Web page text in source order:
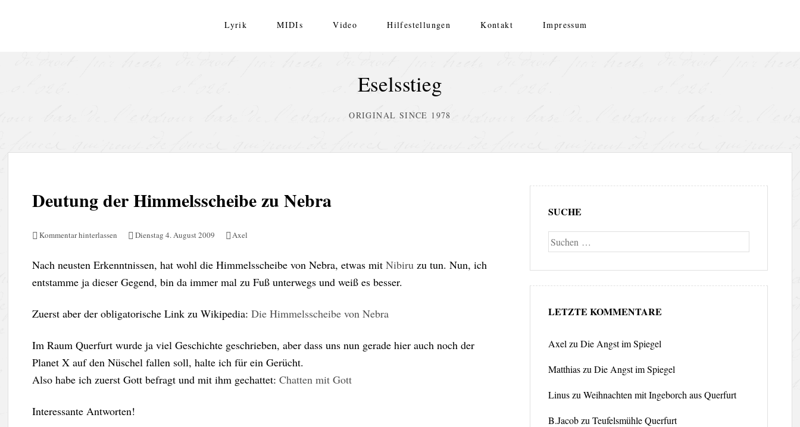
Lyrik MIDIs Video Hilfestellungen Kontakt Impressum
Eselsstieg
ORIGINAL SINCE 1978
Deutung der Himmelsscheibe zu Nebra
Kommentar hinterlassen Dienstag 4. August 2009 Axel
Nach neusten Erkenntnissen, hat wohl die Himmelsscheibe von Nebra, etwas mitNibiru zu tun. Nun, ich
entstamme ja dieser Gegend, bin da immer mal zu Fuß unterwegs und weiß es besser.
Zuerst aber der obligatorische Link zu Wikipedia:Die Himmelsscheibe von Nebra
Im Raum Querfurt wurde ja viel Geschichte geschrieben, aber dass uns nun gerade hier auch noch der
Planet X auf den Nüschel fallen soll, halte ich für ein Gerücht.
Also habe ich zuerst Gott befragt und mit ihm gechattet:Chatten mit Gott
Interessante Antworten!
SUCHE
Suche
LETZTE KOMMENTARE
Axel zu Die Angst im Spiegel
Matthiaszu Die Angst im Spiegel
Linuszu Weihnachten mit Ingeborch aus Querfurt
B.Jacobzu Teufelsmühle Querfurt